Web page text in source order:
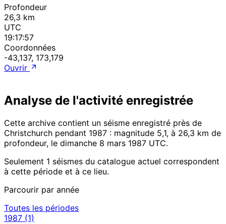
Profondeur
26,3 km
UTC
19:17:57
Coordonnées
-43,137, 173,179
Ouvrir
Analyse de l'activité enregistrée
Cette archive contient un séisme enregistré près de
Christchurch pendant 1987 : magnitude 5,1, à 26,3 km de
profondeur, le dimanche 8 mars 1987 UTC.
Seulement 1 séismes du catalogue actuel correspondent
à cette période et à ce lieu.
Parcourir par année
Toutes les périodes
1987 (1)